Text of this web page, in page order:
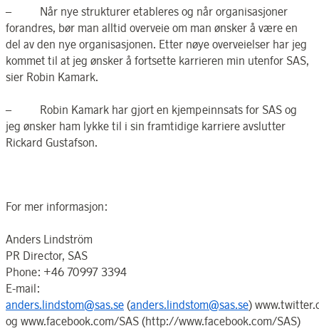
– Når nye strukturer etableres og når organisasjoner
forandres, bør man alltid overveie om man ønsker å være en
del av den nye organisasjonen. Etter nøye overveielser har jeg
kommet til at jeg ønsker å fortsette karrieren min utenfor SAS,
sier Robin Kamark.
– Robin Kamark har gjort en kjempeinnsats for SAS og
jeg ønsker ham lykke til i sin framtidige karriere avslutter
Rickard Gustafson.
For mer informasjon:
Anders Lindström
PR Director, SAS
Phone: +46 70997 3394
E-mail:
anders.lindstom@sas.se (anders.lindstom@sas.se)
og www.facebook.com/SAS (http://www.facebook.com/SAS)